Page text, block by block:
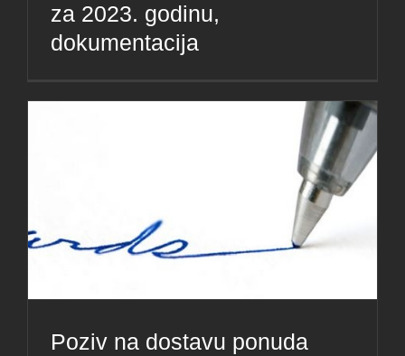
za 2023. godinu,
dokumentacija
Poziv na dostavu ponuda